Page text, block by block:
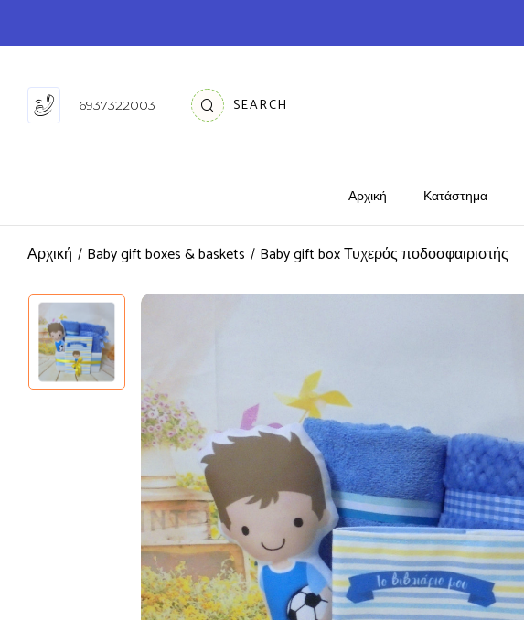
6937322003 SEARCH
Αρχική Κατάστημα
Αρχική Baby gift boxes & baskets Baby gift box Τυχερός ποδοσφαιριστής